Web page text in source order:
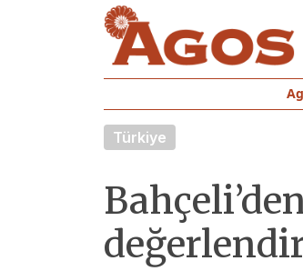
Türkiye